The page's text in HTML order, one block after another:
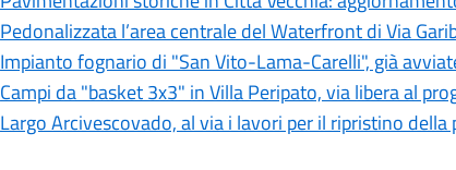
Pedonalizzata l’area centrale del Waterfront di Via
Impianto fognario di "San Vito-Lama-Carelli", già
Campi da "basket 3x3" in Villa Peripato, via libera al
Largo Arcivescovado, al via i lavori per il ripristino